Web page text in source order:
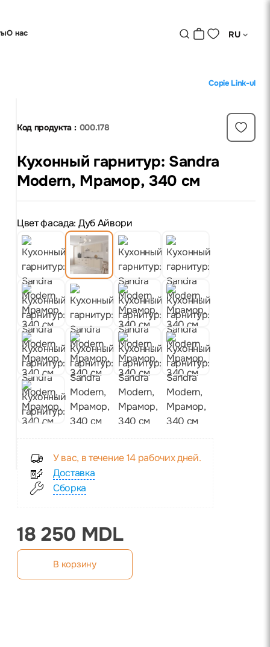
О нас RU
Copie Link-ul
Код продукта : 000.178
Кухонный гарнитур: Sandra
Modern, Мрамор, 340 см
Цвет фасада: Дуб Айвори
У вас, в течение 14 рабочих дней.
Доставка
Сборка
18 250 MDL
В корзину